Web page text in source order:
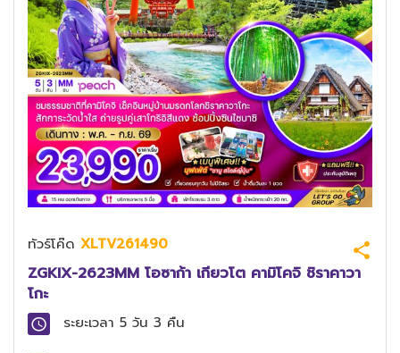
ทัวร์โค๊ด XLTV261490
ZGKIX-2623MM โอซาก้า เกียวโต คามิโคจิ ชิราคาวา
โกะ
ระยะเวลา 5 วัน 3 คืน